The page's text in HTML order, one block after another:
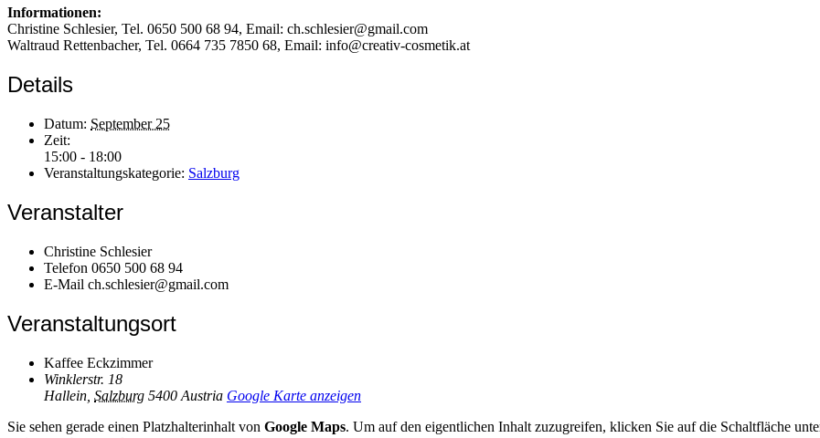
Informationen:
Christine Schlesier, Tel. 0650 500 68 94, Email: ch.schlesier@gmail.com
Waltraud Rettenbacher, Tel. 0664 735 7850 68, Email: info@creativ-cosmetik.at
Details
Datum: September 25
Zeit:
15:00 - 18:00
Veranstaltungskategorie: Salzburg
Veranstalter
Christine Schlesier
Telefon 0650 500 68 94
E-Mail ch.schlesier@gmail.com
Veranstaltungsort
Kaffee Eckzimmer
Winklerstr. 18
Hallein Salzburg 5400 Austria Google Karte anzeigen
Sie sehen gerade einen Platzhalterinhalt von Google Maps. Um auf den eigentlichen Inhalt zuzugreifen, klicken Sie auf die Schaltfläche